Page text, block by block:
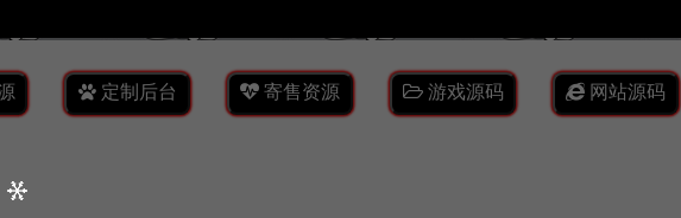
定制后台 寄售资源 游戏源码 网站源码